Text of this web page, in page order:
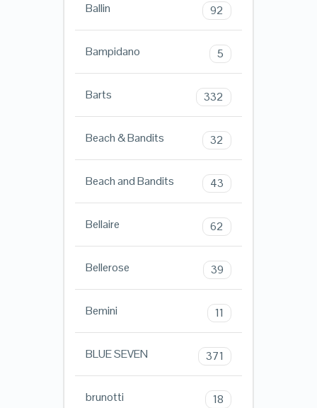
Ballin 92
Bampidano 5
Barts 332
Beach & Bandits 32
Beach and Bandits 43
Bellaire 62
Bellerose 39
Bemini 11
BLUE SEVEN 371
brunotti 18